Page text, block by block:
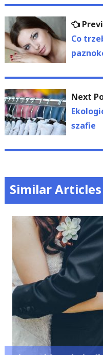
Nawigacja
wpisu
Co
Next
szafie
Similar Articles